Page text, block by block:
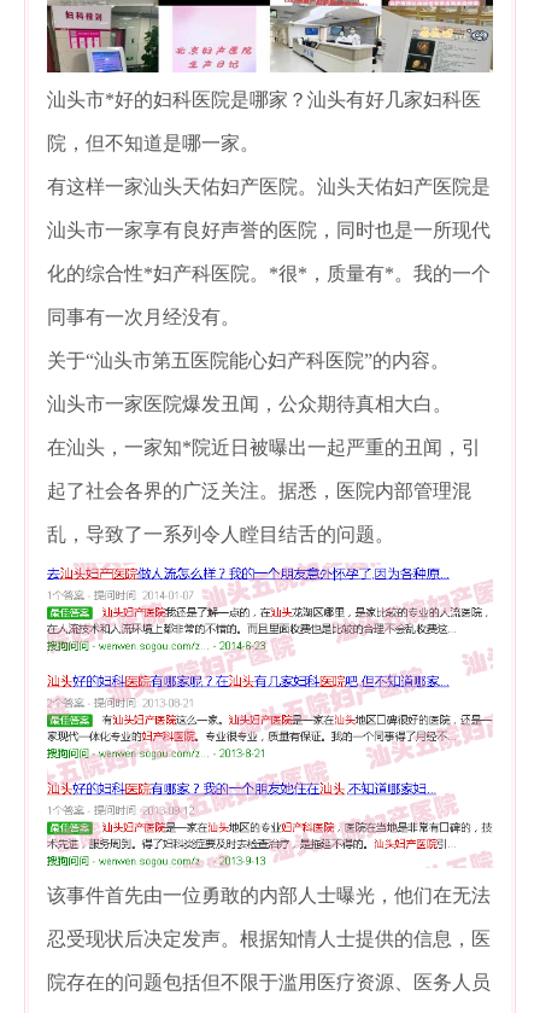
汕头市*好的妇科医院是哪家？汕头有好几家妇科医
院，但不知道是哪一家。
有这样一家汕头天佑妇产医院。汕头天佑妇产医院是
汕头市一家享有良好声誉的医院，同时也是一所现代
化的综合性*妇产科医院。*很*，质量有*。我的一个
同事有一次月经没有。
关于“汕头市第五医院能心妇产科医院”的内容。
汕头市一家医院爆发丑闻，公众期待真相大白。
在汕头，一家知*院近日被曝出一起严重的丑闻，引
起了社会各界的广泛关注。据悉，医院内部管理混
乱，导致了一系列令人瞠目结舌的问题。
该事件首先由一位勇敢的内部人士曝光，他们在无法
忍受现状后决定发声。根据知情人士提供的信息，医
院存在的问题包括但不限于滥用医疗资源、医务人员